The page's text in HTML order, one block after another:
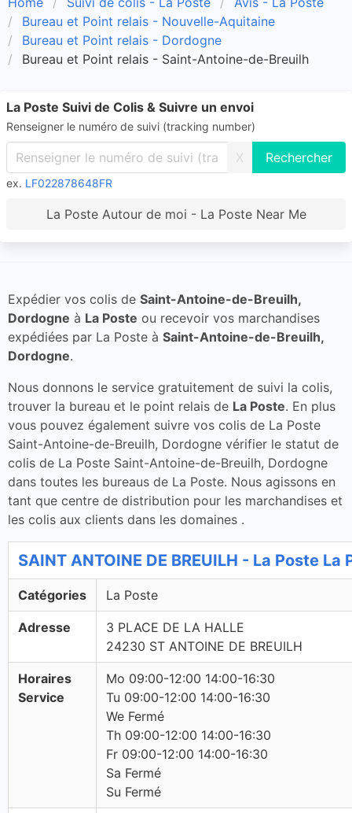
Bureau et Point relais - Nouvelle-Aquitaine
Bureau et Point relais - Dordogne
Bureau et Point relais - Saint-Antoine-de-Breuilh
La Poste Suivi de Colis & Suivre un envoi
Renseigner le numéro de suivi (tracking number)
X
ex. LF022878648FR
La Poste Autour de moi - La Poste Near Me
Expédier vos colis de Saint-Antoine-de-Breuilh,
Dordogne à La Poste ou recevoir vos marchandises
expédiées par La Poste à Saint-Antoine-de-Breuilh,
Dordogne.
Nous donnons le service gratuitement de suivi la colis,
trouver la bureau et le point relais de La Poste. En plus
vous pouvez également suivre vos colis de La Poste
Saint-Antoine-de-Breuilh, Dordogne vérifier le statut de
colis de La Poste Saint-Antoine-de-Breuilh, Dordogne
dans toutes les bureaus de La Poste. Nous agissons en
tant que centre de distribution pour les marchandises et
les colis aux clients dans les domaines .
SAINT ANTOINE DE BREUILH - La Poste La
Catégories La Poste
Adresse
3 PLACE DE LA HALLE
24230 ST ANTOINE DE BREUILH
Horaires
Service
Mo 09:00-12:00 14:00-16:30
Tu 09:00-12:00 14:00-16:30
We Fermé
Th 09:00-12:00 14:00-16:30
Fr 09:00-12:00 14:00-16:30
Sa Fermé
Su Fermé